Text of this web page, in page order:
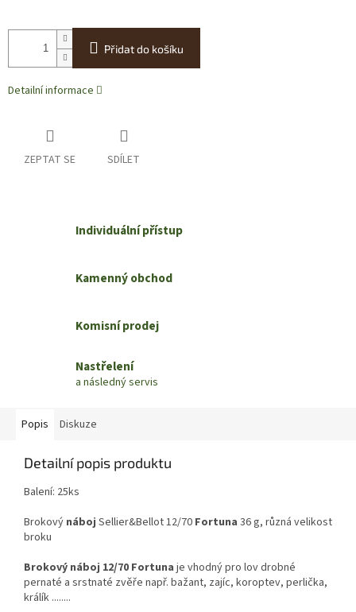
Přidat do košíku
Detailní informace
ZEPTAT SE SDÍLET
Individuální přístup
Kamenný obchod
Komisní prodej
Nastřelení
a následný servis
Popis Diskuze
Detailní popis produktu
Balení: 25ks
Brokový náboj Sellier&Bellot 12/70 Fortuna 36 g, různá velikost
broku
Brokový náboj 12/70 Fortuna je vhodný pro lov drobné
pernaté a srstnaté zvěře např. bažant, zajíc, koroptev, perlička,
králík ........